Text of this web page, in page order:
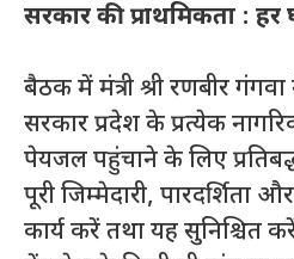
सरकार की प्राथमिकता :
बैठक में मंत्री श्री रणबीर
सरकार प्रदेश के प्रत्येक
पेयजल पहुंचाने के लिए
पूरी जिम्मेदारी,
कार्य करें तथा यह सुनिश्चित